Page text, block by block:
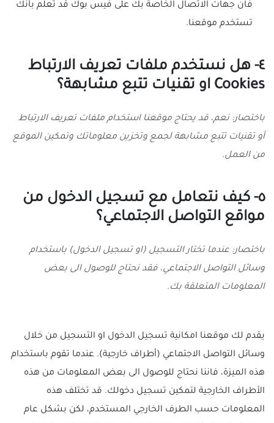
فان جهات الاتصال الخاصة بك على فيس بوك قد تعلم بأنك
تستخدم موقعنا.
٤- هل نستخدم ملفات تعريف الارتباط
Cookies او تقنيات تتبع مشابهة؟
باختصار: نعم، قد يحتاج موقعنا استخدام ملفات تعريف الارتباط
أو تقنيات تتبع مشابهة لجمع وتخزين معلوماتك وتمكين الموقع
من العمل.
٥- كيف نتعامل مع تسجيل الدخول من
مواقع التواصل الاجتماعي؟
باختصار: عندما تختار التسجيل (او تسجيل الدخول) باستخدام
وسائل التواصل الاجتماعي، فقد نحتاج للوصول الى بعض
المعلومات المتعلقة بك.
يقدم لك موقعنا امكانية تسجيل الدخول او التسجيل من خلال
وسائل التواصل الاجتماعي (أطراف خارجية). عندما تقوم باستخدام
هذه الميزة، فاننا نحتاج للوصول الى بعض المعلومات من هذه
الأطراف الخارجية لتمكين تسجيل دخولك. قد تختلف هذه
المعلومات حسب الطرف الخارجي المستخدم، لكن بشكل عام